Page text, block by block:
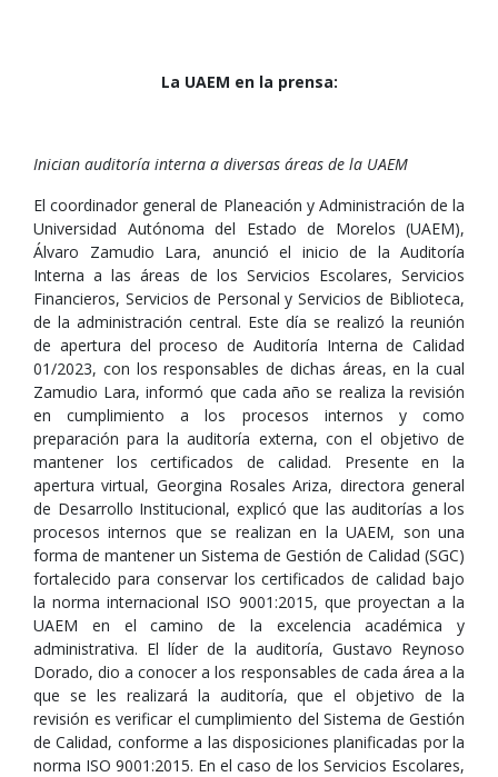
La UAEM en la prensa:
Inician auditoría interna a diversas áreas de la UAEM
El coordinador general de Planeación y Administración de la
Universidad Autónoma del Estado de Morelos (UAEM),
Álvaro Zamudio Lara, anunció el inicio de la Auditoría
Interna a las áreas de los Servicios Escolares, Servicios
Financieros, Servicios de Personal y Servicios de Biblioteca,
de la administración central. Este día se realizó la reunión
de apertura del proceso de Auditoría Interna de Calidad
01/2023, con los responsables de dichas áreas, en la cual
Zamudio Lara, informó que cada año se realiza la revisión
en cumplimiento a los procesos internos y como
preparación para la auditoría externa, con el objetivo de
mantener los certificados de calidad. Presente en la
apertura virtual, Georgina Rosales Ariza, directora general
de Desarrollo Institucional, explicó que las auditorías a los
procesos internos que se realizan en la UAEM, son una
forma de mantener un Sistema de Gestión de Calidad (SGC)
fortalecido para conservar los certificados de calidad bajo
la norma internacional ISO 9001:2015, que proyectan a la
UAEM en el camino de la excelencia académica y
administrativa. El líder de la auditoría, Gustavo Reynoso
Dorado, dio a conocer a los responsables de cada área a la
que se les realizará la auditoría, que el objetivo de la
revisión es verificar el cumplimiento del Sistema de Gestión
de Calidad, conforme a las disposiciones planificadas por la
norma ISO 9001:2015. En el caso de los Servicios Escolares,